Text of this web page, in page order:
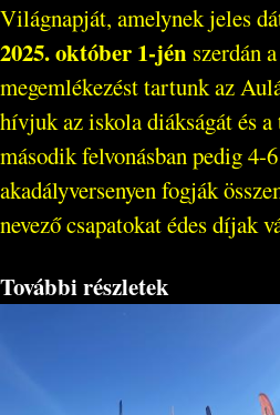
Világnapját, amelynek jeles
2025. október 1-jén szerdán
megemlékezést tartunk az
hívjuk az iskola diákságát és
második felvonásban pedig 4-
akadályversenyen fogják
nevező csapatokat édes díjak
További részletek